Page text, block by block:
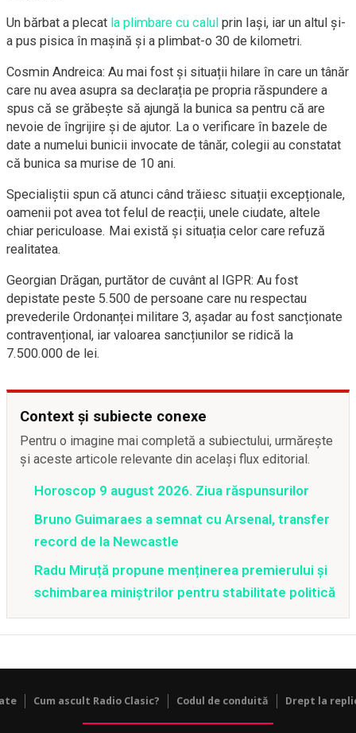
Un bărbat a plecat la plimbare cu calul prin Iași, iar un altul și-
a pus pisica în mașină și a plimbat-o 30 de kilometri.
Cosmin Andreica: Au mai fost și situații hilare în care un tânăr
care nu avea asupra sa declarația pe propria răspundere a
spus că se grăbește să ajungă la bunica sa pentru că are
nevoie de îngrijire și de ajutor. La o verificare în bazele de
date a numelui bunicii invocate de tânăr, colegii au constatat
că bunica sa murise de 10 ani.
Specialiștii spun că atunci când trăiesc situații excepționale,
oamenii pot avea tot felul de reacții, unele ciudate, altele
chiar periculoase. Mai există și situația celor care refuză
realitatea.
Georgian Drăgan, purtător de cuvânt al IGPR: Au fost
depistate peste 5.500 de persoane care nu respectau
prevederile Ordonanței militare 3, așadar au fost sancționate
contravențional, iar valoarea sancțiunilor se ridică la
7.500.000 de lei.
Context și subiecte conexe
Pentru o imagine mai completă a subiectului, urmărește
și aceste articole relevante din același flux editorial.
Horoscop 9 august 2026. Ziua răspunsurilor
Bruno Guimaraes a semnat cu Arsenal, transfer
record de la Newcastle
Radu Miruță propune menținerea premierului și
schimbarea miniștrilor pentru stabilitate politică
Cum ascult Radio Clasic? Codul de conduită Drept la